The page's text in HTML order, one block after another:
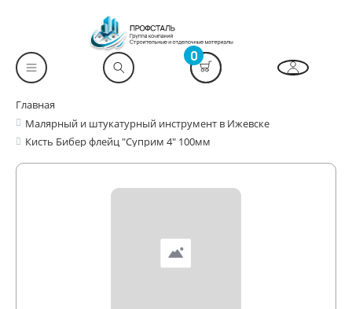
0
Главная
Малярный и штукатурный инструмент в Ижевске
Кисть Бибер флейц "Суприм 4" 100мм